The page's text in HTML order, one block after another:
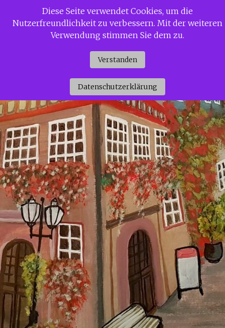
InhaltSiggi Gerdaus Welt
Diese Seite verwendet Cookies, um die
Nutzerfreundlichkeit zu verbessern. Mit der weiteren
Verwendung stimmen Sie dem zu.
Verstanden
Datenschutzerklärung